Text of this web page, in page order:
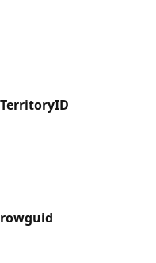
TerritoryID
rowguid